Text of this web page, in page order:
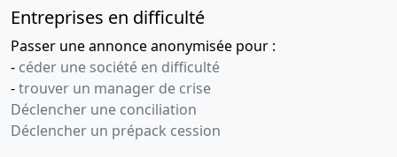
Entreprises en difficulté
Passer une annonce anonymisée pour :
- céder une société en difficulté
-trouver un manager de crise
Déclencher une conciliation
Déclencher un prépack cession